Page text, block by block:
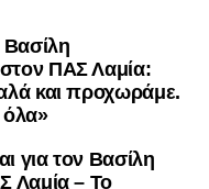
Βασίλη
ΠΑΣ Λαμία:
και προχωράμε.
όλα»
για τον Βασίλη
Λαμία – Το